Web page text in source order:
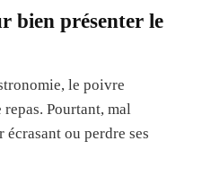
bien présenter le
le poivre
Pourtant, mal
ou perdre ses